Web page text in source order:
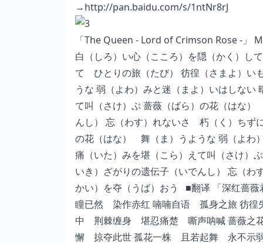
→http://pan.baidu.com/s/1ntNr8rJ
「The Queen - Lord of Crimson Rose -」
白（しろ）い心（こころ）を隠（かく）し
て ひとりの旅（たび） 彷徨（さまよ）
うな 弱（よわ）みと迷（まよ）いはしな
て叫（さけ）ぶ 蔷薇（ばら）の花（はな
んし） 忘（わす）れないさ 朽（く）ちず
の花（はな） 舞（ま）うような 弱（よわ
痛（いた）みを堪（こら）えて叫（さけ）
いき）ざがりの遗伝子（いでんし） 忘（
かい）を夺（うば）おう ■翻译 「深红蔷
瞳已然 染作赤红 喃喃自语 孤身之旅 彷
中 荆棘缠身 堪忍痛楚 嘶声呐喊 蔷薇
懈 掠夺此世 孤花一株 且若起舞 永不